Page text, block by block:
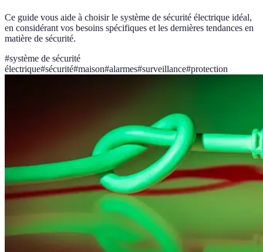
Ce guide vous aide à choisir le système de sécurité électrique idéal,
en considérant vos besoins spécifiques et les dernières tendances en
matière de sécurité.
#système de sécurité
électrique#sécurité#maison#alarmes#surveillance#protection